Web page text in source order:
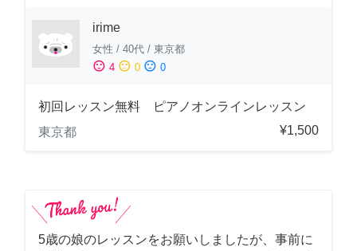
irime
女性 / 40代 / 東京都
sentiment_satisfied 4 sentiment_neutral 0 sentiment_dissatisfied 0
初回レッスン無料 ピアノオンラインレッスン
東京都
¥1,500
5歳の娘のレッスンをお願いしましたが、事前に